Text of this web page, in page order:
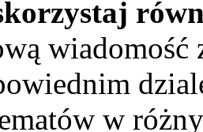
wiadomość
w